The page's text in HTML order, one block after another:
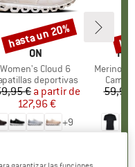
MARCA
ON
Artículo
Women's Cloud 6
group
deportivas
Precio
€ Precio reducido
a partir de
127,96 €
+9
Descuento
hasta un 20%
Artículo
MerinoMix150
59,95